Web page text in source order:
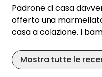
Padrone di casa
offerto una
casa a colazione. I
tenuta. Avevamo una
spazio a sufficienza
Mostra tutte le